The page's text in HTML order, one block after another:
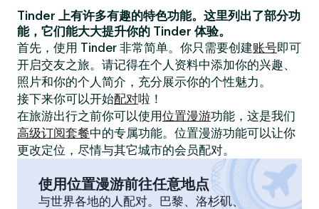
Tinder 上有许多有趣的特色功能。这里列出了部分功
能，它们能大大提升你的 Tinder 体验。
首先，使用 Tinder 非常简单。你只需要创建账号即可
开启交友之旅。请记得在个人资料中添加你的兴趣、
照片和你的个人简介，充分展示你的个性魅力。
接下来你可以开始配对啦！
在旅游出行之前你可以使用位置漫游功能，这是我们
高级订阅套餐中的专属功能。位置漫游功能可以让你
更改定位，尽情与其它城市的会员配对。
使用位置漫游前往任意地点
与世界各地的人配对。巴黎、洛杉矶、